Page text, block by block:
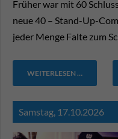
Früher war mit 60
neue 40 – Stand-Up-
jeder Menge Falte zum
WEITERLESEN …
Samstag, 17.10.2026